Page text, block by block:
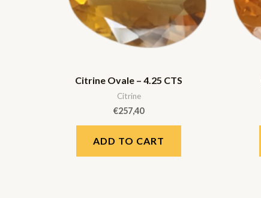
Citrine Ovale – 4.25 CTS
Citrine
€257,40
ADD TO CART